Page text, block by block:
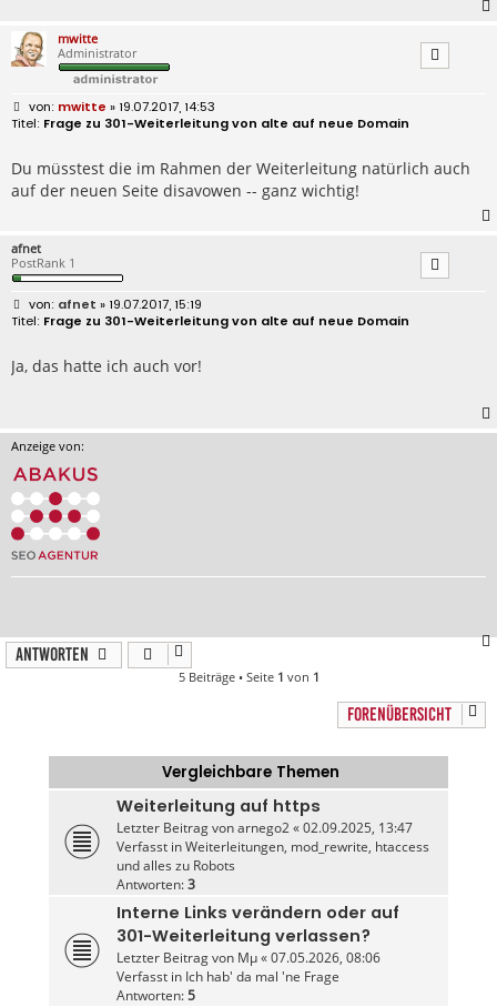
mwitte
Administrator
B
e
r
a
g
mwitte » 19.07.2017, 14:53
Frage zu 301-Weiterleitung von alte auf neue Domain
Du müsstest die im Rahmen der Weiterleitung natürlich auch
auf der neuen Seite disavowen -- ganz wichtig!
afnet
PostRank 1
B
e
a
afnet » 19.07.2017, 15:19
Frage zu 301-Weiterleitung von alte auf neue Domain
Ja, das hatte ich auch vor!
Anzeige von:
Antworten
5 Beiträge • Seite 1 von 1
FORENÜBERSICHT
Vergleichbare Themen
Weiterleitung auf https
Letzter Beitrag vonarnego2«02.09.2025, 13:47
Verfasst inWeiterleitungen, mod_rewrite, htaccess
und alles zu Robots
Antworten:3
Interne Links verändern oder auf
301-Weiterleitung verlassen?
Letzter Beitrag von Mµ«07.05.2026, 08:06
Verfasst in Ich hab' da mal 'ne Frage
Antworten:5